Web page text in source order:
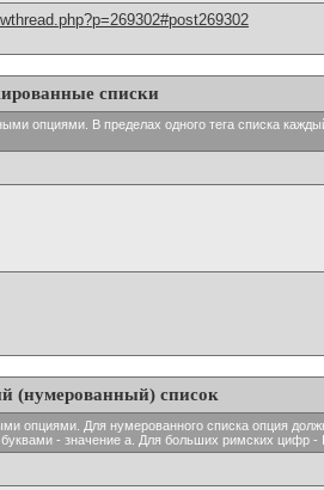
списки
опциями. В пределах одного тега списка
(нумерованный) список
опциями. Для нумерованного списка опция
- значение а. Для больших римских цифр -